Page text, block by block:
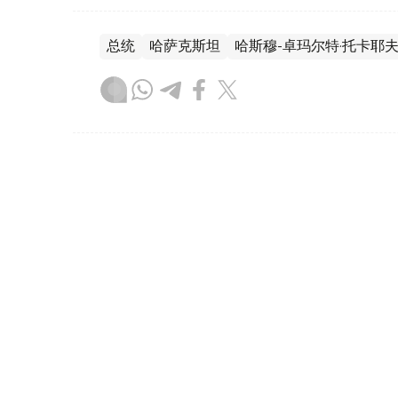
总统 哈萨克斯坦 哈斯穆-卓玛尔特·托卡耶夫